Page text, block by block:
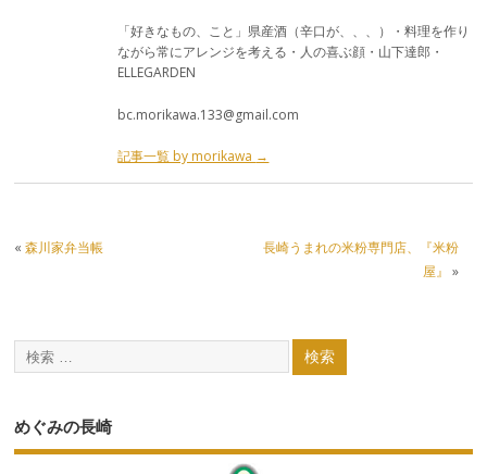
「好きなもの、こと」県産酒（辛口が、、、）・料理を作り
ながら常にアレンジを考える・人の喜ぶ顔・山下達郎・
ELLEGARDEN
bc.morikawa.133@gmail.com
記事一覧 by morikawa →
«森川家弁当帳
長崎うまれの米粉専門店、『米粉
屋』 »
めぐみの長崎